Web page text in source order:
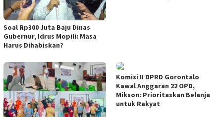
Soal Rp300 Juta Baju Dinas
Gubernur, Idrus Mopili: Masa
Harus Dihabiskan?
Komisi II DPRD Gorontalo
Kawal Anggaran 22 OPD,
Mikson: Prioritaskan Belanja
untuk Rakyat